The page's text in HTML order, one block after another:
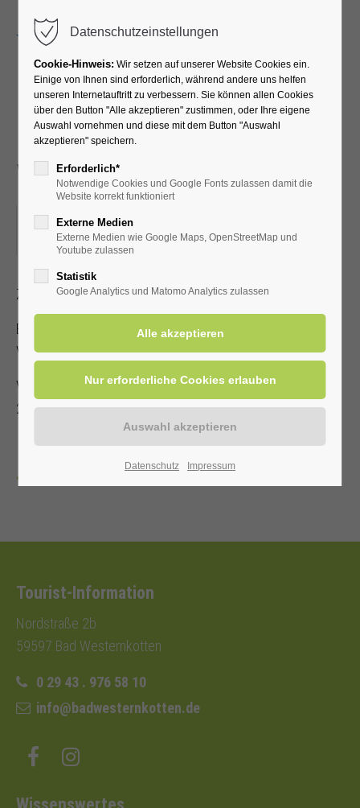
"Ein bunter
Melodienreigen" mit
Wolfgang Holz
02.05.2025, 19:30
ORT: KLINIK SOLEQUELLE, CAFETERIA
Zutritt mit gültiger Kur- /Einwohnerkarte
Es steht nur eine begrenzte Anzahl an Sitzplätzen zur
Verfügung!
Veranstalter: Kurverwaltung Bad Westernkotten, Telefon: 0
29 43 . 976 58 10
Tourist-Information
Nordstraße 2b
59597 Bad Westernkotten
0 29 43 . 976 58 10
info@badwesternkotten.de
Datenschutzeinstellungen
Cookie-Hinweis: Wir setzen auf unserer Website Cookies ein.
Einige von Ihnen sind erforderlich, während andere uns helfen
unseren Internetauftritt zu verbessern. Sie können allen Cookies
über den Button "Alle akzeptieren" zustimmen, oder Ihre eigene
Auswahl vornehmen und diese mit dem Button "Auswahl
akzeptieren" speichern.
Erforderlich*
Notwendige Cookies und Google Fonts zulassen damit die
Website korrekt funktioniert
Externe Medien
Externe Medien wie Google Maps, OpenStreetMap und
Youtube zulassen
Statistik
Google Analytics und Matomo Analytics zulassen
Datenschutz Impressum